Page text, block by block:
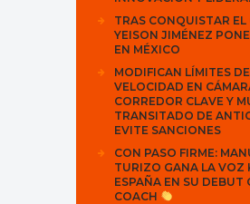
TRAS CONQUISTAR EL
YEISON JIMÉNEZ
EN MÉXICO
MODIFICAN LÍMITES DE
VELOCIDAD EN
CORREDOR CLAVE Y
TRANSITADO DE
EVITE SANCIONES
CON PASO FIRME:
TURIZO GANA LA VOZ
ESPAÑA EN SU DEBUT
COACH